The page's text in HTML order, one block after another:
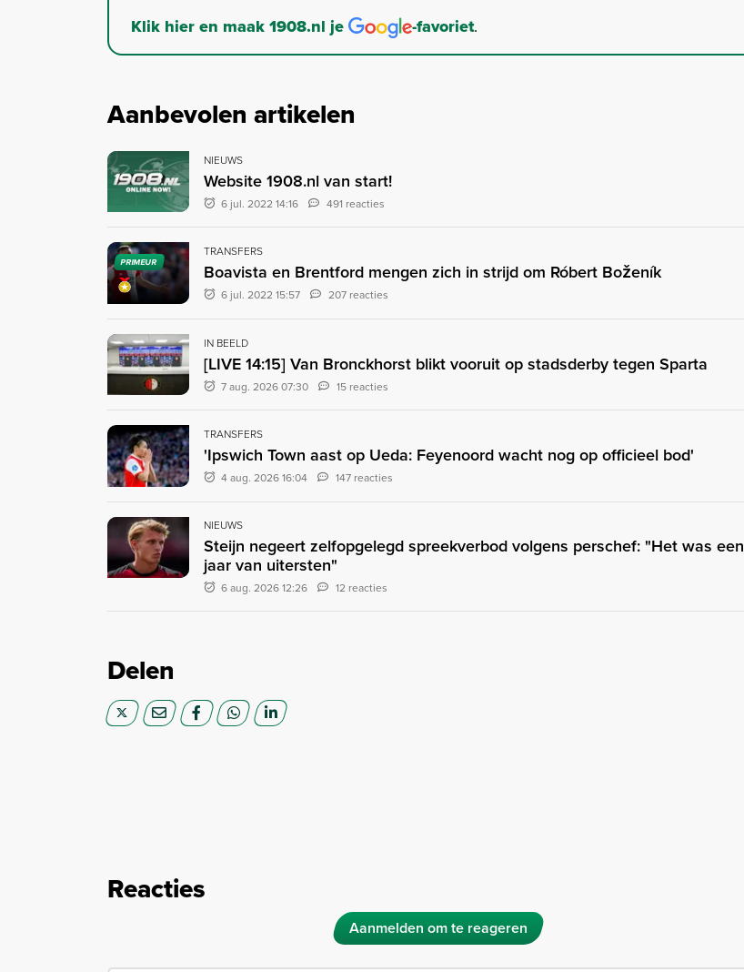
Klik hier en maak 1908.nl je
-favoriet.
Aanbevolen artikelen
NIEUWS
Website 1908.nl van start!
6 jul. 2022 14:16 491 reacties
PRIMEUR
TRANSFERS
Boavista en Brentford mengen zich in strijd om Róbert Boženík
6 jul. 2022 15:57 207 reacties
IN BEELD
[LIVE 14:15] Van Bronckhorst blikt vooruit op stadsderby tegen Sparta
7 aug. 2026 07:30 15 reacties
TRANSFERS
'Ipswich Town aast op Ueda: Feyenoord wacht nog op officieel bod'
4 aug. 2026 16:04 147 reacties
NIEUWS
Steijn negeert zelfopgelegd spreekverbod volgens perschef: "Het was een
jaar van uitersten"
6 aug. 2026 12:26 12 reacties
Delen
Reacties
Aanmelden om te reageren